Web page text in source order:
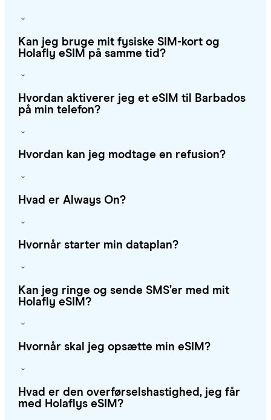
Kan jeg bruge mit fysiske SIM-kort og
Holafly eSIM på samme tid?
Hvordan aktiverer jeg et eSIM til Barbados
på min telefon?
Hvordan kan jeg modtage en refusion?
Hvad er Always On?
Hvornår starter min dataplan?
Kan jeg ringe og sende SMS’er med mit
Holafly eSIM?
Hvornår skal jeg opsætte min eSIM?
Hvad er den overførselshastighed, jeg får
med Holaflys eSIM?